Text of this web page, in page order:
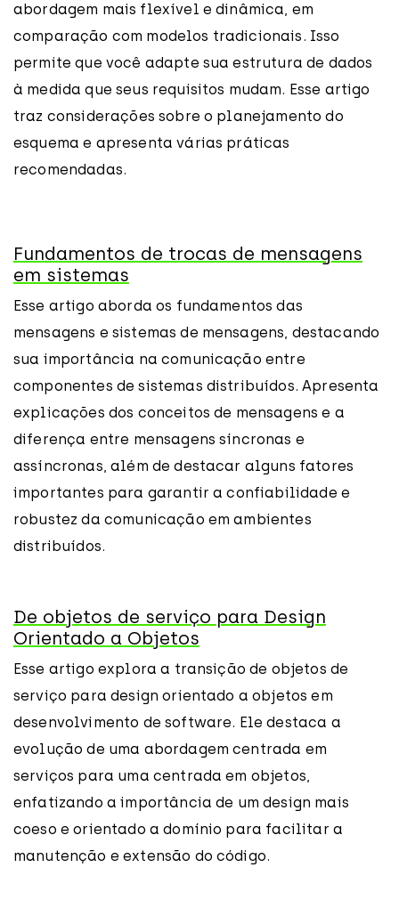
abordagem mais flexível e dinâmica, em
comparação com modelos tradicionais. Isso
permite que você adapte sua estrutura de dados
à medida que seus requisitos mudam. Esse artigo
traz considerações sobre o planejamento do
esquema e apresenta várias práticas
recomendadas.
Fundamentos de trocas de mensagens
em sistemas
Esse artigo aborda os fundamentos das
mensagens e sistemas de mensagens, destacando
sua importância na comunicação entre
componentes de sistemas distribuídos. Apresenta
explicações dos conceitos de mensagens e a
diferença entre mensagens síncronas e
assíncronas, além de destacar alguns fatores
importantes para garantir a confiabilidade e
robustez da comunicação em ambientes
distribuídos.
De objetos de serviço para Design
Orientado a Objetos
Esse artigo explora a transição de objetos de
serviço para design orientado a objetos em
desenvolvimento de software. Ele destaca a
evolução de uma abordagem centrada em
serviços para uma centrada em objetos,
enfatizando a importância de um design mais
coeso e orientado a domínio para facilitar a
manutenção e extensão do código.